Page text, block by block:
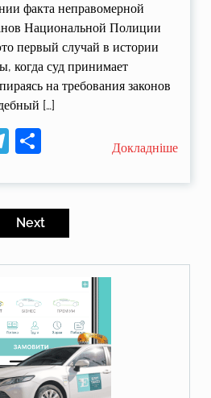
факта неправомерной
Национальной Полиции
первый случай в истории
когда суд принимает
на требования законов
[…]
Telegram
Поділитися
Докладніше
Next